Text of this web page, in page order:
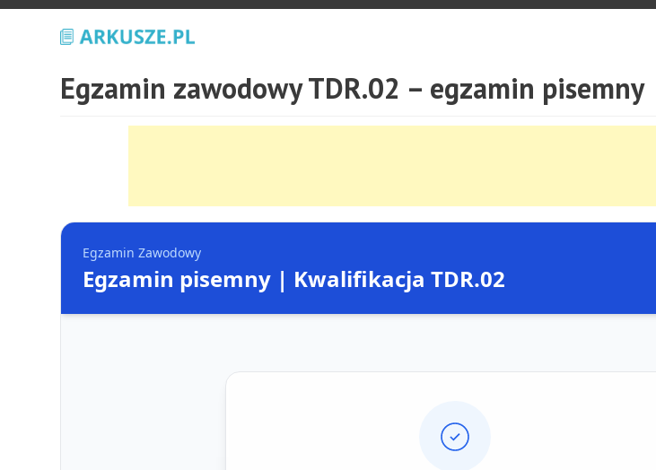
Egzamin zawodowy TDR.02 – egzamin pisemny